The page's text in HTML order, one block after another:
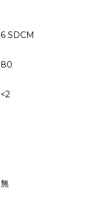
6 SDCM
80
<2
無